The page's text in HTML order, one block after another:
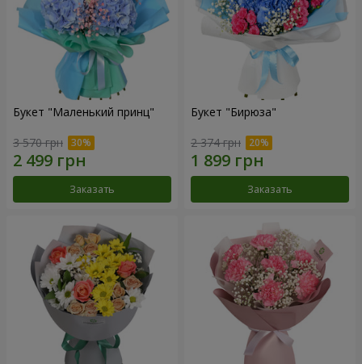
Букет "Маленький принц"
3 570 грн
Заказать
Букет "Бирюза"
2 374 грн
Заказать